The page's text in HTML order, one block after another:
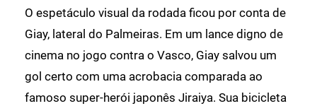
O espetáculo visual da rodada ficou por conta de
Giay, lateral do Palmeiras. Em um lance digno de
cinema no jogo contra o Vasco, Giay salvou um
gol certo com uma acrobacia comparada ao
famoso super-herói japonês Jiraiya. Sua bicicleta